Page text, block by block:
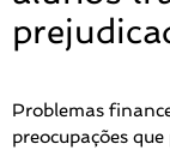
Problemas
preocupações